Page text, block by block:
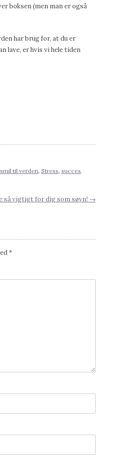
boksen (men man er også
har brug for, at du er
lave, er hvis vi hele tiden
smil til verden, Stress, succes.
så vigtigt for dig som søvn! →
*